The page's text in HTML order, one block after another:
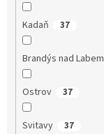
Kadaň 37
Brandýs nad Labem
Ostrov 37
Svitavy 37